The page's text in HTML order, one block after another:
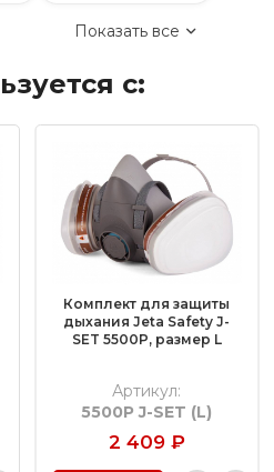
торцевые шлифовальные
(КЛТ)
на липучке Velcro
Фибровые круги
головки
и рулоны
Roloc™
Показать все
с:
Комплект для защиты
дыхания Jeta Safety J-
SET 5500P, размер L
Артикул:
5500P J-SET (L)
2 409 ₽